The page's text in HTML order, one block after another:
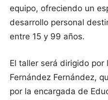
equipo, ofreciendo un
desarrollo personal
entre 15 y 99 años.
El taller será dirigido por
Fernández Fernández,
por la encargada de